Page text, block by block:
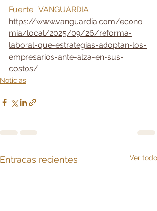
Fuente:  VANGUARDIA
https://www.vanguardia.com/econo
mia/local/2025/09/26/reforma-
laboral-que-estrategias-adoptan-los-
empresarios-ante-alza-en-sus-
costos/
Noticias
Entradas recientes Ver todo